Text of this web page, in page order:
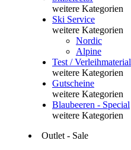
weitere Kategorien
Ski Service
weitere Kategorien
Nordic
Alpine
Test / Verleihmaterial
weitere Kategorien
Gutscheine
weitere Kategorien
Blaubeeren - Special
weitere Kategorien
Outlet - Sale